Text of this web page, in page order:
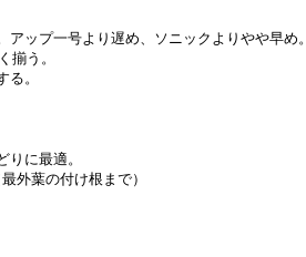
ップ一号より遅め、ソニックよりやや早め。
揃う。
。
に最適。
外葉の付け根まで）